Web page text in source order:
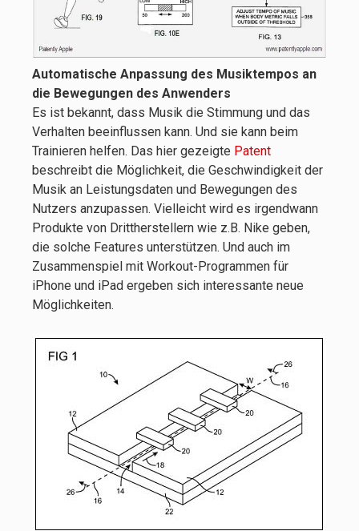
Automatische Anpassung des Musiktempos an
die Bewegungen des Anwenders
Es ist bekannt, dass Musik die Stimmung und das
Verhalten beeinflussen kann. Und sie kann beim
Trainieren helfen. Das hier gezeigte Patent
beschreibt die Möglichkeit, die Geschwindigkeit der
Musik an Leistungsdaten und Bewegungen des
Nutzers anzupassen. Vielleicht wird es irgendwann
Produkte von Drittherstellern wie z.B. Nike geben,
die solche Features unterstützen. Und auch im
Zusammenspiel mit Workout-Programmen für
iPhone und iPad ergeben sich interessante neue
Möglichkeiten.